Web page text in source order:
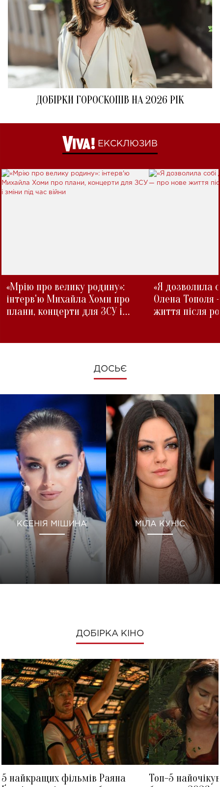
ДОБІРКИ ГОРОСКОПІВ НА 2026 РІК
ЕКСКЛЮЗИВ
«Мрію про велику родину»:
інтерв'ю Михайла Хоми про
плани, концерти для ЗСУ і
«Я дозволила
Олена Тополя
життя після
ДОСЬЄ
КСЕНІЯ МІШИНА МІЛА КУНІС
ДОБІРКА КІНО
5 найкращих фільмів Раяна
Топ-5